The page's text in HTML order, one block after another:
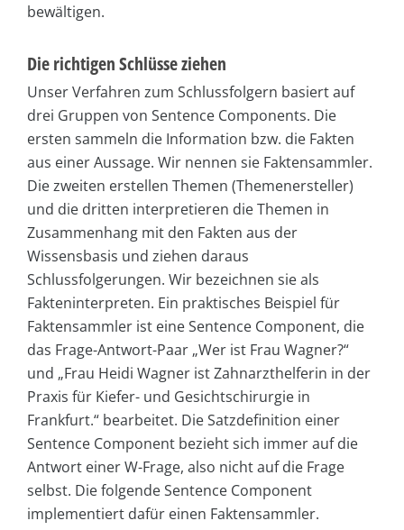
bewältigen.
Die richtigen Schlüsse ziehen
Unser Verfahren zum Schlussfolgern basiert auf
drei Gruppen von Sentence Components. Die
ersten sammeln die Information bzw. die Fakten
aus einer Aussage. Wir nennen sie Faktensammler.
Die zweiten erstellen Themen (Themenersteller)
und die dritten interpretieren die Themen in
Zusammenhang mit den Fakten aus der
Wissensbasis und ziehen daraus
Schlussfolgerungen. Wir bezeichnen sie als
Fakteninterpreten. Ein praktisches Beispiel für
Faktensammler ist eine Sentence Component, die
das Frage-Antwort-Paar „Wer ist Frau Wagner?“
und „Frau Heidi Wagner ist Zahnarzthelferin in der
Praxis für Kiefer- und Gesichtschirurgie in
Frankfurt.“ bearbeitet. Die Satzdefinition einer
Sentence Component bezieht sich immer auf die
Antwort einer W-Frage, also nicht auf die Frage
selbst. Die folgende Sentence Component
implementiert dafür einen Faktensammler.